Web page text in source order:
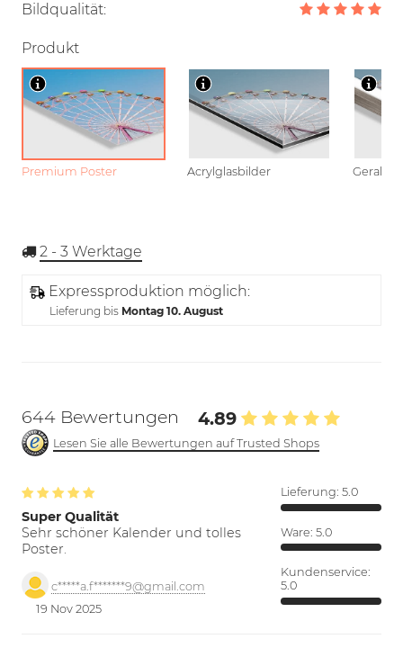
Bildqualität:
Produkt
Premium Poster Acrylglasbilder
2 - 3 Werktage
Expressproduktion möglich:
Lieferung bis Montag 10. August
644 Bewertungen 4.89
Lesen Sie alle Bewertungen auf Trusted Shops
Super Qualität
Sehr schöner Kalender und tolles
Poster.
c*****a.f*******9@gmail.com
19 Nov 2025
Lieferung: 5.0
Ware: 5.0
Kundenservice:
5.0